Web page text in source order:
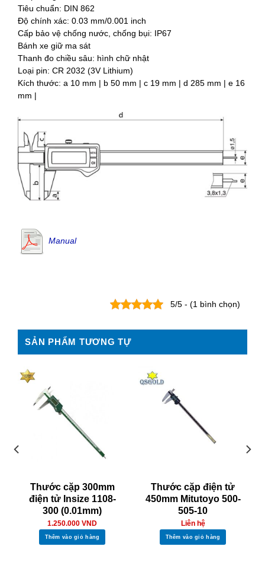
Tiêu chuẩn: DIN 862
Độ chính xác: 0.03 mm/0.001 inch
Cấp bảo vệ chống nước, chống bụi: IP67
Bánh xe giữ ma sát
Thanh đo chiều sâu: hình chữ nhật
Loại pin: CR 2032 (3V Lithium)
Kích thước: a 10 mm | b 50 mm | c 19 mm | d 285 mm | e 16
mm |
Manual
5/5 - (1 bình chọn)
SẢN PHẨM TƯƠNG TỰ
Thước cặp 300mm
điện tử Insize 1108-
300 (0.01mm)
1.250.000 VND
Thêm vào giỏ hàng
Thước cặp điện tử
450mm Mitutoyo 500-
505-10
Liên hệ
Thêm vào giỏ hàng